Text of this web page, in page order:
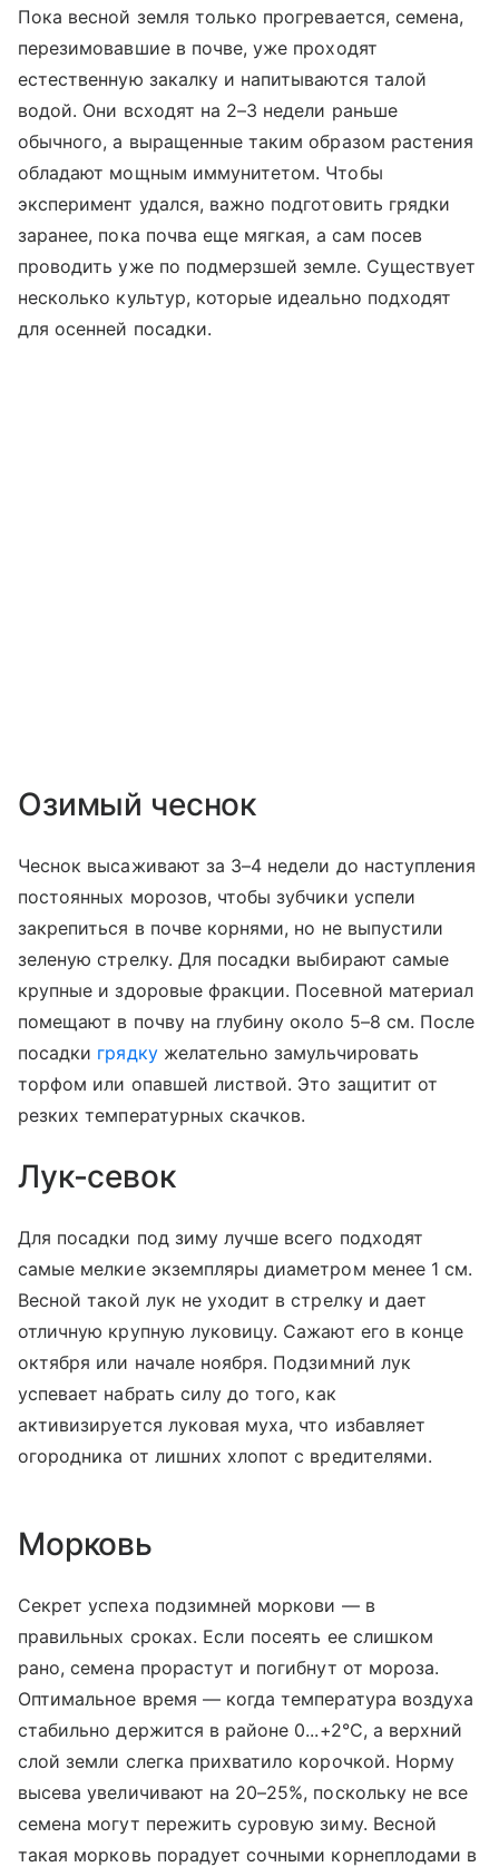
Пока весной земля только прогревается, семена,
перезимовавшие в почве, уже проходят
естественную закалку и напитываются талой
водой. Они всходят на 2–3 недели раньше
обычного, а выращенные таким образом растения
обладают мощным иммунитетом. Чтобы
эксперимент удался, важно подготовить грядки
заранее, пока почва еще мягкая, а сам посев
проводить уже по подмерзшей земле. Существует
несколько культур, которые идеально подходят
для осенней посадки.
Озимый чеснок
Чеснок высаживают за 3–4 недели до наступления
постоянных морозов, чтобы зубчики успели
закрепиться в почве корнями, но не выпустили
зеленую стрелку. Для посадки выбирают самые
крупные и здоровые фракции. Посевной материал
помещают в почву на глубину около 5–8 см. После
посадки грядкужелательно замульчировать
торфом или опавшей листвой. Это защитит от
резких температурных скачков.
Лук-севок
Для посадки под зиму лучше всего подходят
самые мелкие экземпляры диаметром менее 1 см.
Весной такой лук не уходит в стрелку и дает
отличную крупную луковицу. Сажают его в конце
октября или начале ноября. Подзимний лук
успевает набрать силу до того, как
активизируется луковая муха, что избавляет
огородника от лишних хлопот с вредителями.
Морковь
Секрет успеха подзимней моркови — в
правильных сроках. Если посеять ее слишком
рано, семена прорастут и погибнут от мороза.
Оптимальное время — когда температура воздуха
стабильно держится в районе 0...+2°C, а верхний
слой земли слегка прихватило корочкой. Норму
высева увеличивают на 20–25%, поскольку не все
семена могут пережить суровую зиму. Весной
такая морковь порадует сочными корнеплодами в